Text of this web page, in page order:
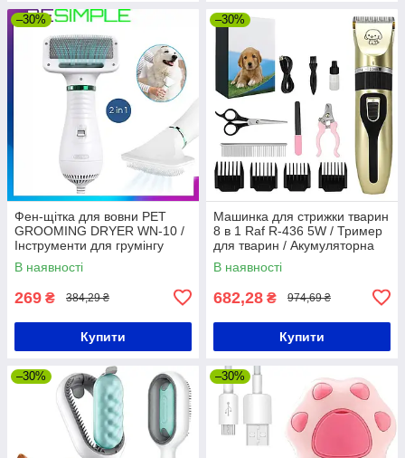
–30%
Фен-щітка для вовни PET
GROOMING DRYER WN-10 /
Інструменти для грумінгу
В наявності
269 ₴ 384,29 ₴
Купити
–30%
Машинка для стрижки тварин
8 в 1 Raf R-436 5W / Тример
для тварин / Акумуляторна
машинка для собак та котів
В наявності
682,28 ₴ 974,69 ₴
Купити
–30% –30%